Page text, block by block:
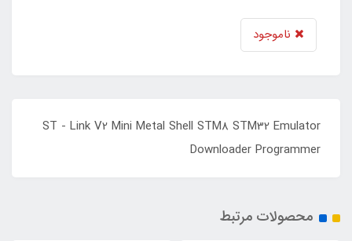
ناموجود
ST - Link V2 Mini Metal Shell STM8 STM32 Emulator
Downloader Programmer
محصولات مرتبط